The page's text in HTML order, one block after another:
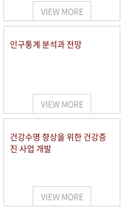
VIEW MORE
인구통계 분석과 전망
VIEW MORE
건강수명 향상을 위한 건강증
진 사업 개발
VIEW MORE